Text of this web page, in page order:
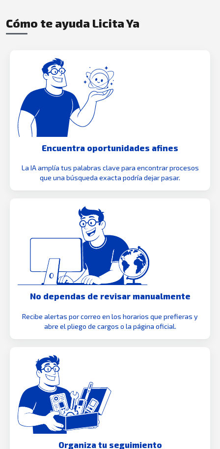
Cómo te ayuda Licita Ya
Encuentra oportunidades afines
La IA amplía tus palabras clave para encontrar procesos
que una búsqueda exacta podría dejar pasar.
No dependas de revisar manualmente
Recibe alertas por correo en los horarios que prefieras y
abre el pliego de cargos o la página oficial.
Organiza tu seguimiento